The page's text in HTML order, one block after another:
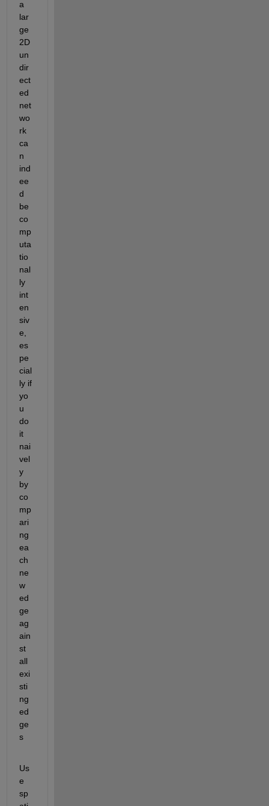
a
lar
ge
2D
un
dir
ect
ed
net
wo
rk
ca
n
ind
ee
d
be
co
mp
uta
tio
nal
ly
int
en
siv
e,
es
pe
cial
ly if
yo
u
do
it
nai
vel
y
by
co
mp
ari
ng
ea
ch
ne
w
ed
ge
ag
ain
st
all
exi
sti
ng
ed
ge
s
Us
e
sp